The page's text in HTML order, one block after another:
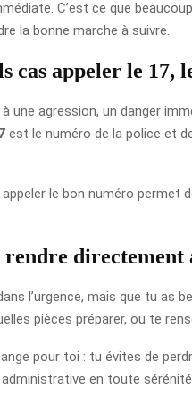
C’est ce que
la bonne marche à suivre.
cas appeler le 17,
une agression, un danger
est le numéro de la police et
le bon numéro permet
rendre directement
l’urgence, mais que tu as
pièces préparer, ou te
pour toi : tu évites de
en toute sérénité.